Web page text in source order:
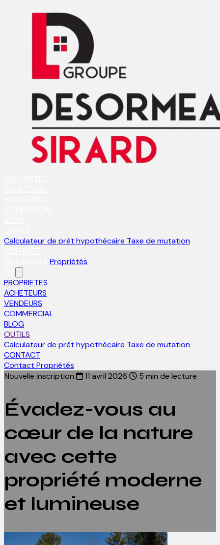
Calculateur de prêt hypothécaire Taxe de mutation
Propriétés
PROPRIETES
ACHETEURS
VENDEURS
COMMERCIAL
BLOG
OUTILS
Calculateur de prêt hypothécaire Taxe de mutation
CONTACT
Contact Propriétés
Nouvelle inscription
11 avril 2026 5 min de lecture
Évadez-vous au
cœur de la nature
avec cette
propriété moderne
et lumineuse